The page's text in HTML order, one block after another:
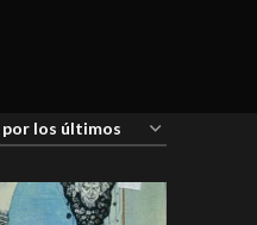
ROCK & ROLL